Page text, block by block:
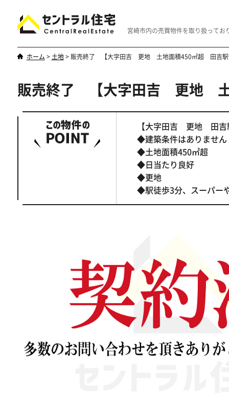
宮崎市内の売買物件を取り扱ってお
やはり一戸建てが一番
ホーム > 土地> 販売終了 【大字田吉 更地 土地面積450㎡超 田吉駅
販売終了 【大字田吉 更地 土
【大字田吉 更地 田吉
◆建築条件はありません
◆土地面積450㎡超
◆日当たり良好
◆更地
◆駅徒歩3分、スーパー